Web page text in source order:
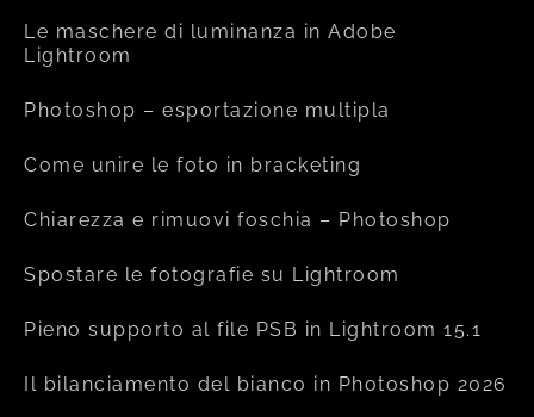
Le maschere di luminanza in Adobe
Lightroom
Photoshop – esportazione multipla
Come unire le foto in bracketing
Chiarezza e rimuovi foschia – Photoshop
Spostare le fotografie su Lightroom
Pieno supporto al file PSB in Lightroom 15.1
Il bilanciamento del bianco in Photoshop 2026